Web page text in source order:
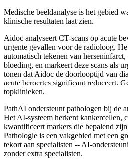
Medische beeldanalyse is het gebied
klinische resultaten laat zien.
Aidoc analyseert CT-scans op acute
urgente gevallen voor de radioloog.
automatisch tekenen van
bloeding, en markeert deze scans als
tonen dat Aidoc de doorlooptijd van
acute beroertes significant reduceert.
topklinieken.
PathAI ondersteunt pathologen bij de
Het AI-systeem herkent kankercellen,
kwantificeert markers die bepalend
Pathologie is een vakgebied met een
tekort aan specialisten -- AI-
zonder extra specialisten.